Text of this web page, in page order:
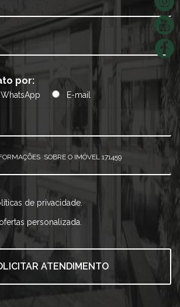
por:
WhatsApp E-mail
de privacidade.
personalizada.
ATENDIMENTO